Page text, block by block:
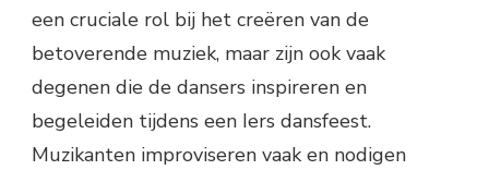
een cruciale rol bij het creëren van de
betoverende muziek, maar zijn ook vaak
degenen die de dansers inspireren en
begeleiden tijdens een Iers dansfeest.
Muzikanten improviseren vaak en nodigen